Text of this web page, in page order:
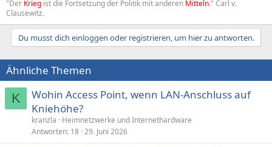
"Der Krieg ist die Fortsetzung der Politik mit anderen Mitteln." Carl v.
Clausewitz.
Du musst dich einloggen oder registrieren, um hier zu antworten.
Ähnliche Themen
K
Wohin Access Point, wenn LAN-Anschluss auf
Kniehöhe?
kranzla
Heimnetzwerke und Internethardware
Antworten 18 29. Juni 2026